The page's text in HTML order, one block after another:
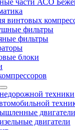
винтовых
фильтры
фильтры
блоки
техники
двигатели
двигатели